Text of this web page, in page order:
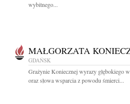
wybitnego...
MAŁGORZATA
GDAŃSK
Grażynie Koniecznej wyrazy głębokiego
oraz słowa wsparcia z powodu śmierci...